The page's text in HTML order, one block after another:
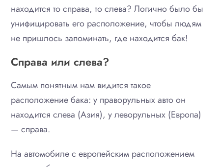
находится то справа, то слева? Логично было бы
унифицировать его расположение, чтобы людям
не пришлось запоминать, где находится бак!
Справа или слева?
Самым понятным нам видится такое
расположение бака: у праворульных авто он
находится слева (Азия), у леворульных (Европа)
— справа.
На автомобиле с европейским расположением